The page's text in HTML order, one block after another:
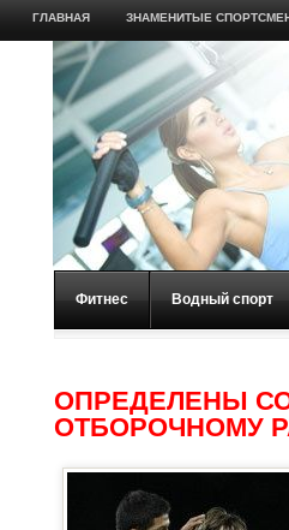
ГЛАВНАЯ ЗНАМЕНИТЫЕ
Фитнес Водный спорт
ОПРЕДЕЛЕНЫ
ОТБОРОЧНОМУ